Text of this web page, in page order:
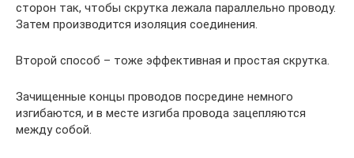
сторон так, чтобы скрутка лежала параллельно проводу.
Затем производится изоляция соединения.
Второй способ – тоже эффективная и простая скрутка.
Зачищенные концы проводов посредине немного
изгибаются, и в месте изгиба провода зацепляются
между собой.